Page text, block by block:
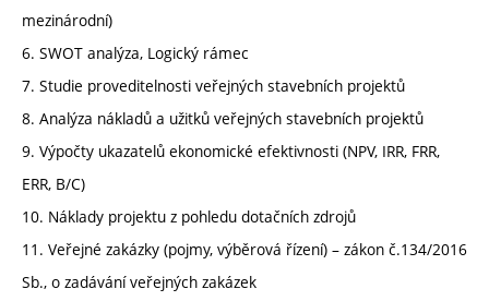
mezinárodní)
6. SWOT analýza, Logický rámec
7. Studie proveditelnosti veřejných stavebních projektů
8. Analýza nákladů a užitků veřejných stavebních projektů
9. Výpočty ukazatelů ekonomické efektivnosti (NPV, IRR, FRR,
ERR, B/C)
10. Náklady projektu z pohledu dotačních zdrojů
11. Veřejné zakázky (pojmy, výběrová řízení) – zákon č.134/2016
Sb., o zadávání veřejných zakázek